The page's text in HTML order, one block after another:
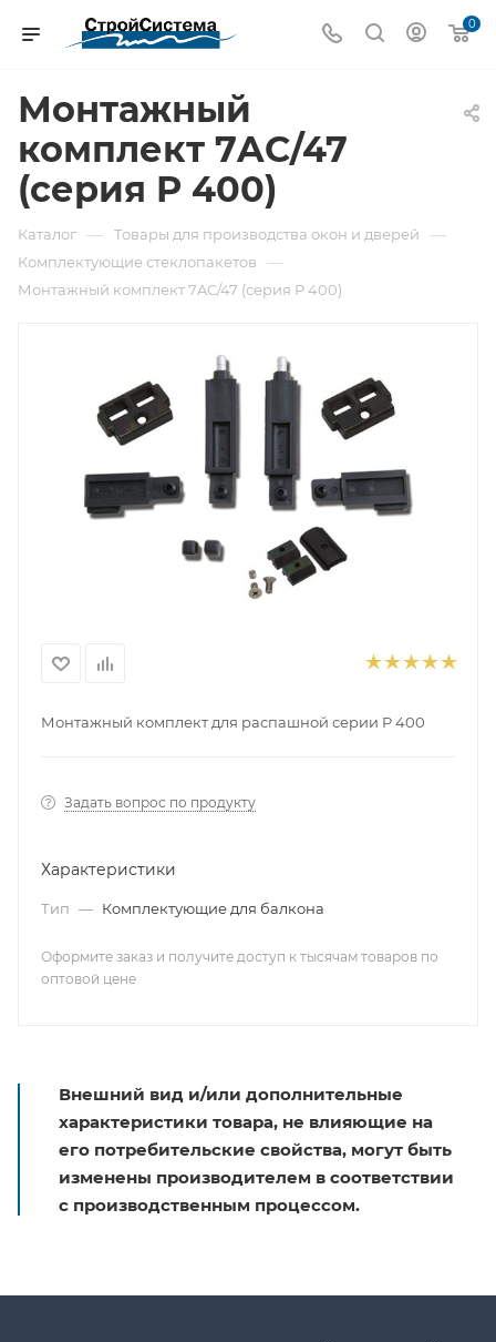
0
Монтажный
комплект 7AC/47
(серия P 400)
Каталог — Товары для производства окон и дверей —
Комплектующие стеклопакетов —
Монтажный комплект 7AC/47 (серия P 400)
Монтажный комплект для распашной серии P 400
Задать вопрос по продукту
Характеристики
Тип — Комплектующие для балкона
Оформите заказ и получите доступ к тысячам товаров по
оптовой цене
Внешний вид и/или дополнительные
характеристики товара, не влияющие на
его потребительские свойства, могут быть
изменены производителем в соответствии
с производственным процессом.